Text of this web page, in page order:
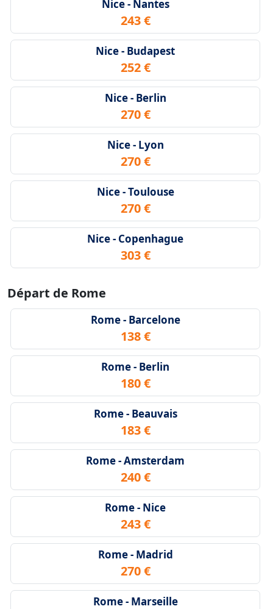
Nice - Nantes
243 €
Nice - Budapest
252 €
Nice - Berlin
270 €
Nice - Lyon
270 €
Nice - Toulouse
270 €
Nice - Copenhague
303 €
Départ de Rome
Rome - Barcelone
138 €
Rome - Berlin
180 €
Rome - Beauvais
183 €
Rome - Amsterdam
240 €
Rome - Nice
243 €
Rome - Madrid
270 €
Rome - Marseille